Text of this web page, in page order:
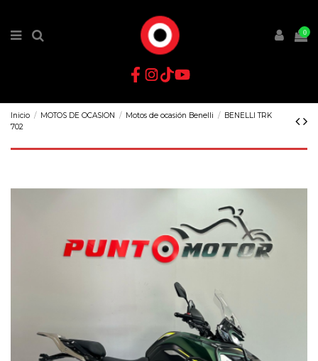
0
Inicio MOTOS DE OCASION Motos de ocasión Benelli
BENELLI TRK
702